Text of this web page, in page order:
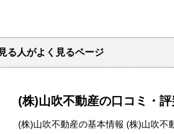
る人がよく見るページ
(株)山吹不動産の口コミ・
(株)山吹不動産の基本情報 (株)山吹不